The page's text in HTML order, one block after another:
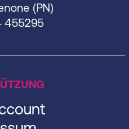
(PN)
455295